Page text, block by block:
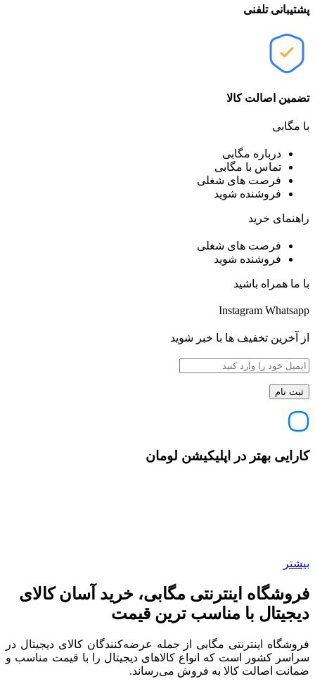
پشتیبانی تلفنی
تضمین اصالت کالا
با مگابی
درباره مگابی
تماس با مگابی
فرصت های شغلی
فروشنده شوید
راهنمای خرید
فرصت های شغلی
فروشنده شوید
با ما همراه باشید
Instagram Whatsapp
از آخرین تخفیف ها با خبر شوید
کارایی بهتر در اپلیکیشن لومان
بیشتر
فروشگاه اینترنتی مگابی، خرید آسان کالای
دیجیتال با مناسب ترین قیمت
فروشگاه اینترنتی مگابی از جمله عرضه‌کنندگان کالای دیجیتال در
سراسر کشور است که انواع کالاهای دیجیتال را با قیمت مناسب و
ضمانت اصالت کالا به فروش می‌رساند.